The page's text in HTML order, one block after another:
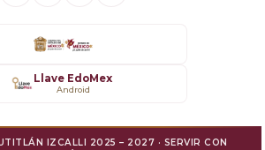
Llave EdoMex
Android
IZCALLI 2025 – 2027 · SERVIR CON